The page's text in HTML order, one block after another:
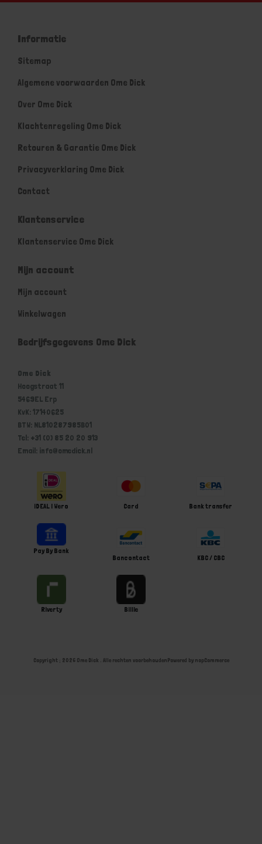
Informatie
Sitemap
Algemene voorwaarden Ome Dick
Over Ome Dick
Klachtenregeling Ome Dick
Retouren & Garantie Ome Dick
Privacyverklaring Ome Dick
Contact
Klantenservice
Klantenservice Ome Dick
Mijn account
Mijn account
Winkelwagen
Bedrijfsgegevens Ome Dick
Ome Dick
Hoogstraat 11
5469EL Erp
KvK: 17140625
BTW: NL810287985B01
Tel: +31 (0) 85 20 20 913
Email: info@omedick.nl
iDEAL | Wero Card Bank transfer
Pay By Bank
Bancontact
KBC / CBC
Riverty Billie
Copyright ; 2026 Ome Dick . Alle rechten voorbehoudenPowered by nopCommerce